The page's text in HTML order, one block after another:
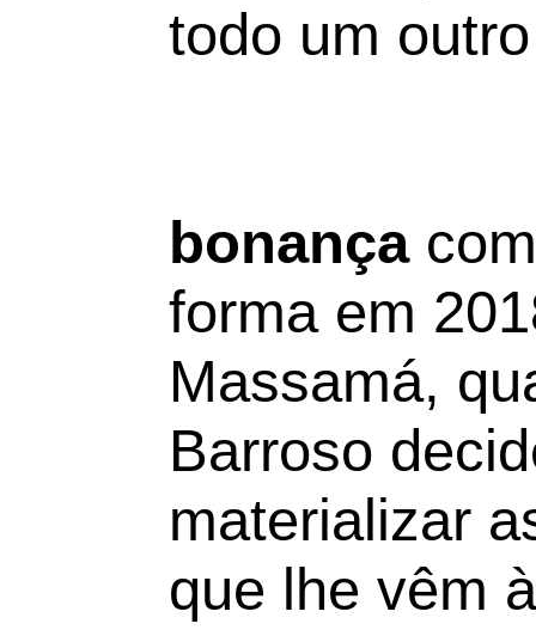
todo um
bonança
forma em
Massamá,
Barroso
materializar
que lhe vêm